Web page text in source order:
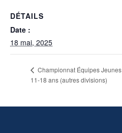
DÉTAILS
Date :
18 mai, 2025
Championnat Équipes Jeunes
11-18 ans (autres divisions)